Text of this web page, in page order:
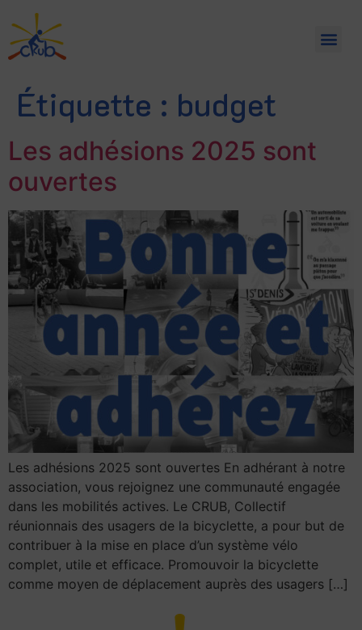
Étiquette : budget
Les adhésions 2025 sont
ouvertes
Les adhésions 2025 sont ouvertes En adhérant à notre
association, vous rejoignez une communauté engagée
dans les mobilités actives. Le CRUB, Collectif
réunionnais des usagers de la bicyclette, a pour but de
contribuer à la mise en place d’un système vélo
complet, utile et efficace. Promouvoir la bicyclette
comme moyen de déplacement auprès des usagers […]